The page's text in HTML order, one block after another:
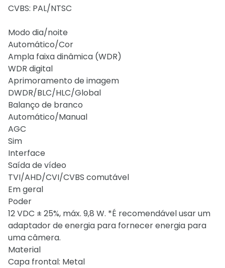
CVBS: PAL/NTSC
Modo dia/noite
Automático/Cor
Ampla faixa dinâmica (WDR)
WDR digital
Aprimoramento de imagem
DWDR/BLC/HLC/Global
Balanço de branco
Automático/Manual
AGC
Sim
Interface
Saída de vídeo
TVI/AHD/CVI/CVBS comutável
Em geral
Poder
12 VDC ± 25%, máx. 9,8 W. *É recomendável usar um
adaptador de energia para fornecer energia para
uma câmera.
Material
Capa frontal: Metal